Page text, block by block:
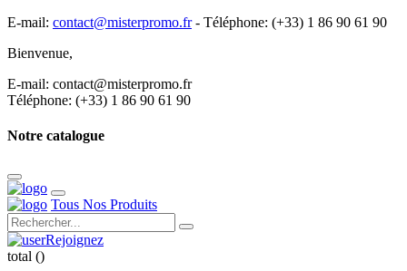
E-mail: contact@misterpromo.fr- Téléphone: (+33) 1 86 90 61 90
Bienvenue,
E-mail: contact@misterpromo.fr
Téléphone: (+33) 1 86 90 61 90
Notre catalogue
Tous Nos Produits
Rejoignez
total ()